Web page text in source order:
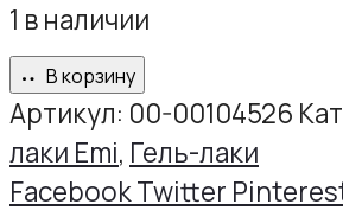
составляла
770 ₽.
1 в наличии
В корзину
Артикул: 00-00104526
лаки Emi, Гель-лаки
Share
FacebookTwitter